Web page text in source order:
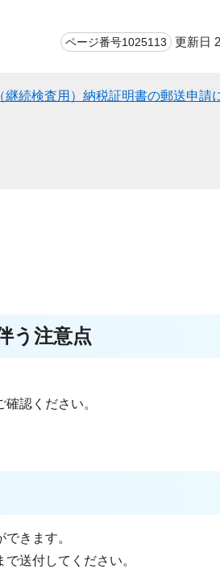
ページ番号1025113 更新日
継続検査用）納税証明書の郵送申請
う注意点
認ください。
きます。
送付してください。